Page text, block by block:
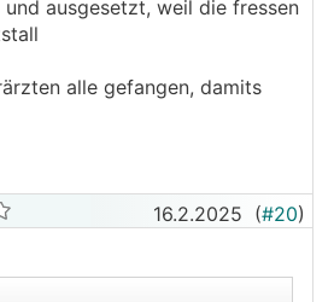
ausgesetzt, weil die fressen
alle gefangen, damits
16.2.2025 (#20)